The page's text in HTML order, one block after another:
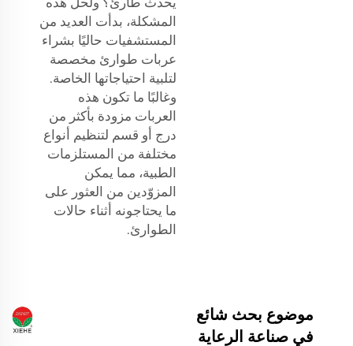
المشكلة، بدأت العديد من
المستشفيات حاليًا بشراء
عربات طوارئ مخصصة
لتلبية احتياجاتها الخاصة.
وغالبًا ما تكون هذه
العربات مزودة بأكثر من
درج أو قسم لتنظيم أنواع
مختلفة من المستلزمات
الطبية، مما يمكن
المزوّدين من العثور على
ما يحتاجونه أثناء حالات
الطوارئ.
موضوع بحث شائع
في صناعة الرعاية